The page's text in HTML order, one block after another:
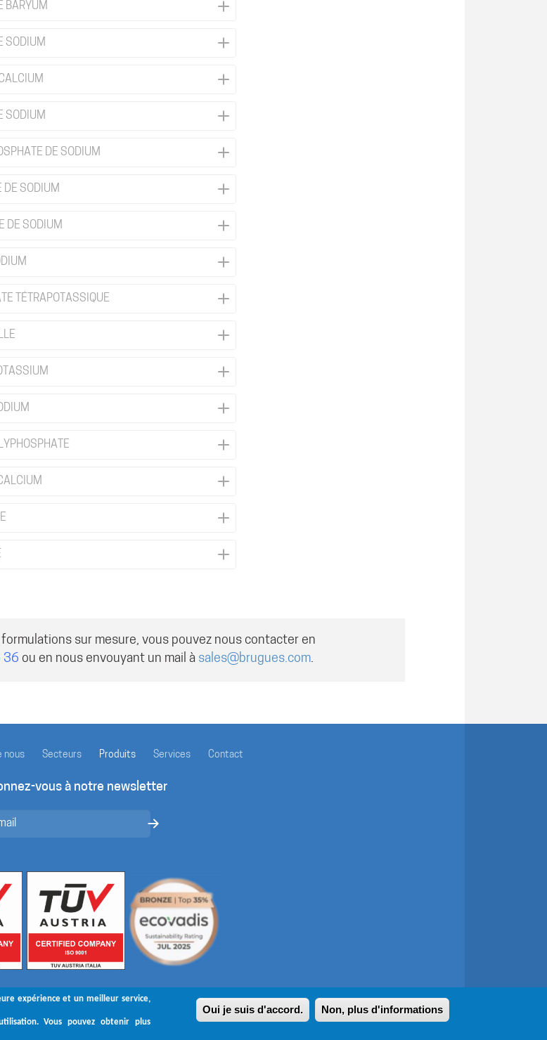
expérience et un meilleur service,
Vous pouvez obtenir plus
Oui je suis d'accord. Non, plus d'informations
BARYUM
SODIUM
SODIUM
DE SODIUM
DE SODIUM
DE SODIUM
TÉTRAPOTASSIQUE
sur mesure, vous pouvez nous contacter en
36 ou en nous envouyant un mail à sales@brugues.com.
nous Secteurs Produits Services Contact
vous à notre newsletter